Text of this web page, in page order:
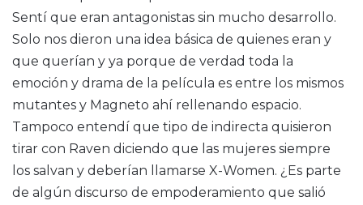
Sentí que eran antagonistas sin mucho desarrollo.
Solo nos dieron una idea básica de quienes eran y
que querían y ya porque de verdad toda la
emoción y drama de la película es entre los mismos
mutantes y Magneto ahí rellenando espacio.
Tampoco entendí que tipo de indirecta quisieron
tirar con Raven diciendo que las mujeres siempre
los salvan y deberían llamarse X-Women. ¿Es parte
de algún discurso de empoderamiento que salió